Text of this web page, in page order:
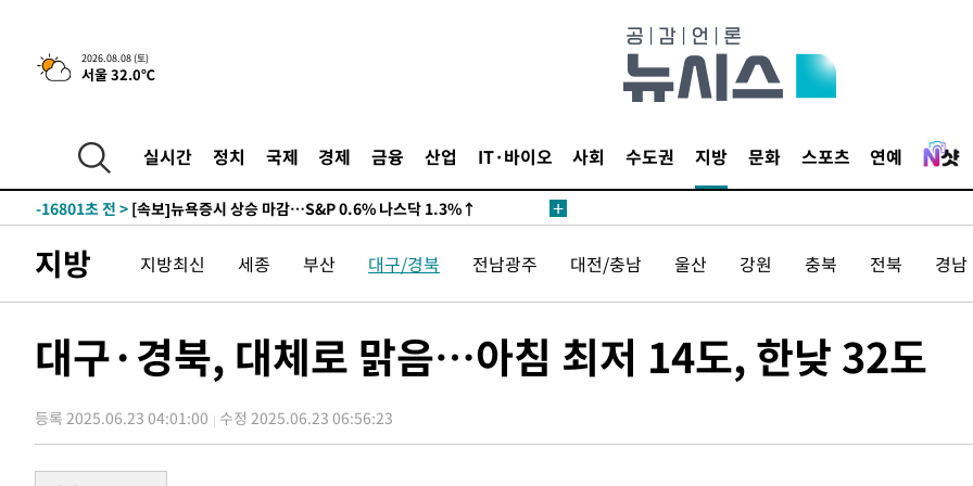
2026.08.08 (토)
서울 32.0℃
실시간 정치 국제 경제 금융 산업 IT·바이오 사회 수도권 지방 문화 스포츠 연예
-23675초 전 >
'최고 37도' 폭염 지속…강원동해안 최대 150㎜ 비
-16801초 전 >
-23675초 전 > '최고 37도' 폭염 지속…강원동해안 최대 150㎜ 비
지방 지방최신 세종 부산 대구/경북 전남광주 대전/충남 울산 강원 충북 전북 경남
대구·경북, 대체로 맑음…아침 최저 14도, 한낮 32도
등록 2025.06.23 04:01:00 수정 2025.06.23 06:56:23